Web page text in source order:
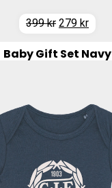
399kr Det
priset
279 krDet
priset
Baby Gift Set Navy